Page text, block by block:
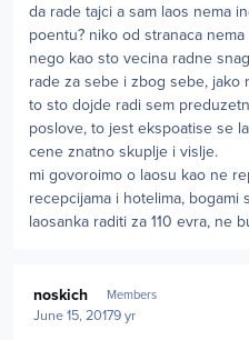
da rade tajci a sam laos nema
poentu? niko od stranaca
nego kao sto vecina radne
rade za sebe i zbog sebe, jako
to sto dojde radi sem
poslove, to jest ekspoatise se
cene znatno skuplje i vislje.
mi govoroimo o laosu kao ne
recepcijama i hotelima,
laosanka raditi za 110 evra, ne
noskich Members
June 15, 20179 yr